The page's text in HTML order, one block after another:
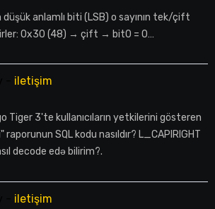
düşük anlamlı biti (LSB) o sayının tek/çift
0x30 (48) → çift → bit0 = 0…
iletişim
Tiger 3'te kullanıcıların yetkilerini gösteren
SQL kodu nasıldır? L_CAPIRIGHT
decode edə bilirim?.
iletişim